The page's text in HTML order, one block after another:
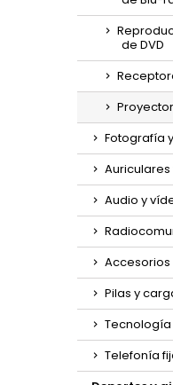
de DVD
Fotografía
Audio y
Pilas y
Telefonía